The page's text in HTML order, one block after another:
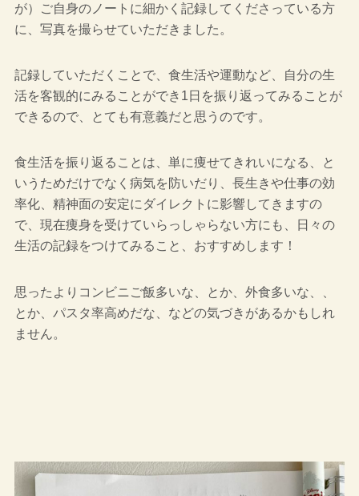
が）ご自身のノートに細かく記録してくださっている方
に、写真を撮らせていただきました。
記録していただくことで、食生活や運動など、自分の生
活を客観的にみることができ1日を振り返ってみることが
できるので、とても有意義だと思うのです。
食生活を振り返ることは、単に痩せてきれいになる、と
いうためだけでなく病気を防いだり、長生きや仕事の効
率化、精神面の安定にダイレクトに影響してきますの
で、現在痩身を受けていらっしゃらない方にも、日々の
生活の記録をつけてみること、おすすめします！
思ったよりコンビニご飯多いな、とか、外食多いな、、
とか、パスタ率高めだな、などの気づきがあるかもしれ
ません。